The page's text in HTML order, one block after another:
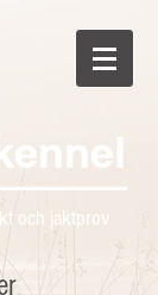
och jaktprov